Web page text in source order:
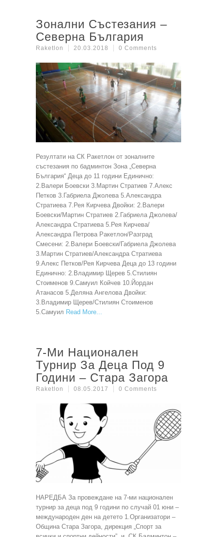
Зонални Състезания –
Северна България
Raketlon 20.03.2018 0 Comments
Резултати на СК Ракетлон от зоналните
състезания по бадминтон Зона „Северна
България“ Деца до 11 години Единично:
2.Валери Боевски 3.Мартин Стратиев 7.Алекс
Петков 3.Габриела Джолева 5.Александра
Стратиева 7.Рея Кирчева Двойки: 2.Валери
Боевски/Мартин Стратиев 2.Габриела Джолева/
Александра Стратиева 5.Рея Кирчева/
Александра Петрова Ракетлон/Разград
Смесени: 2.Валери Боевски/Габриела Джолева
3.Мартин Стратиев/Александра Стратиева
9.Алекс Петков/Рея Кирчева Деца до 13 години
Единично: 2.Владимир Щерев 5.Стилиян
Стоименов 9.Самуил Койчев 10.Йордан
Атанасов 5.Деляна Ангелова Двойки:
3.Владимир Щерев/Стилиян Стоименов
5.Самуил Read More
7-Ми Национален
Турнир За Деца Под 9
Години – Стара Загора
Raketlon 08.05.2017 0 Comments
НАРЕДБА За провеждане на 7-ми национален
турнир за деца под 9 години по случай 01 юни –
международен ден на детето 1.Организатори –
Община Стара Загора, дирекция „Спорт за